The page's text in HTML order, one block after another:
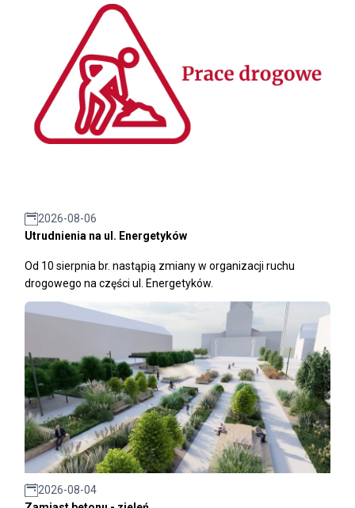
2026-08-06
Utrudnienia na ul. Energetyków
Od 10 sierpnia br. nastąpią zmiany w organizacji ruchu
drogowego na części ul. Energetyków.
2026-08-04